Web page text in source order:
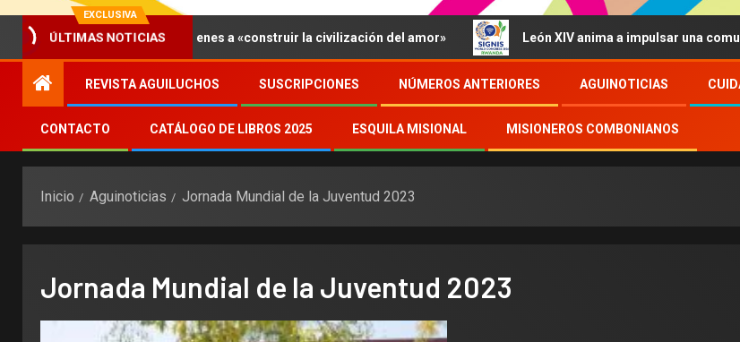
EXCLUSIVA
ÚLTIMAS NOTICIAS
León XIV invita a los jóvenes a «construir la civilización del amor» León XIV anima a impulsar una
REVISTA AGUILUCHOS SUSCRIPCIONES NÚMEROS ANTERIORES AGUINOTICIAS
CONTACTO CATÁLOGO DE LIBROS 2025 ESQUILA MISIONAL MISIONEROS COMBONIANOS
Inicio Aguinoticias Jornada Mundial de la Juventud 2023
Jornada Mundial de la Juventud 2023